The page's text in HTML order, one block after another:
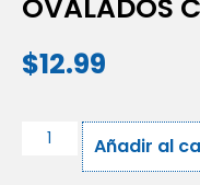
OVALADOS
$12.99
Añadir al